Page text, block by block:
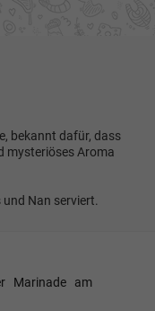
bekannt dafür, dass
mysteriöses Aroma
Nan serviert.
Marinade am